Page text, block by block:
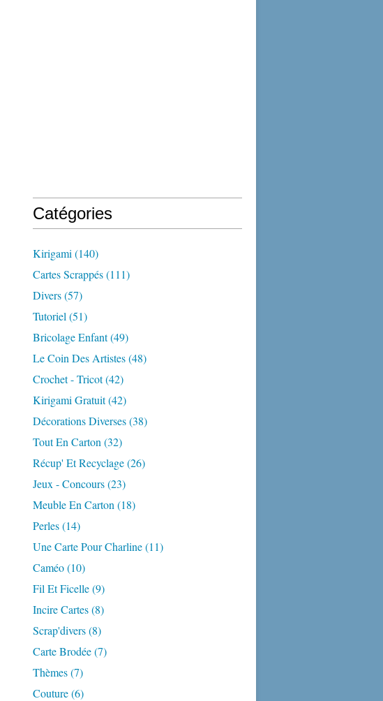
Catégories
Kirigami (140)
Cartes Scrappés(111)
Divers(57)
Tutoriel (51)
Bricolage Enfant(49)
Le Coin Des Artistes(48)
Crochet - Tricot(42)
Kirigami Gratuit(42)
Décorations Diverses(38)
Tout En Carton (32)
Récup' Et Recyclage(26)
Jeux - Concours(23)
Meuble En Carton (18)
Perles(14)
Une Carte Pour Charline(11)
Caméo(10)
Fil Et Ficelle(9)
Incire Cartes(8)
Scrap'divers(8)
Carte Brodée(7)
Thèmes(7)
Couture(6)